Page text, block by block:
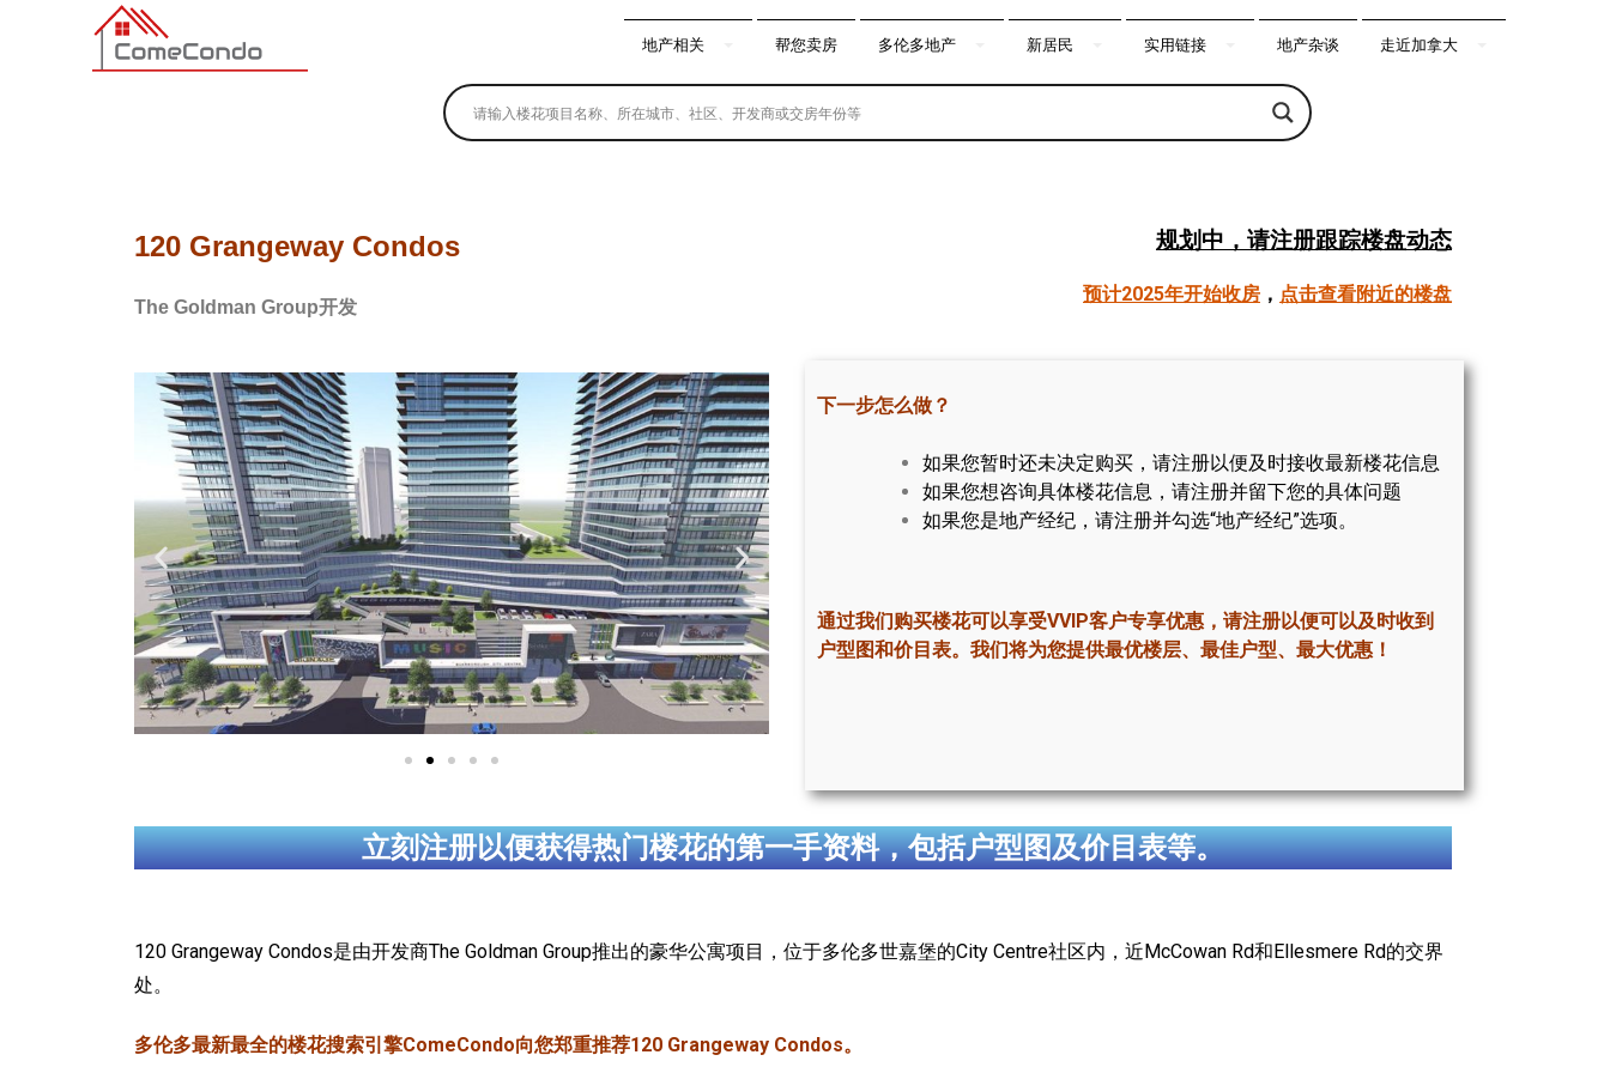
多伦多最新最全的楼花搜索引擎
地产相关 帮您卖房 多伦多地产 新居民 实用链接 地产杂谈 走近加拿大
120 Grangeway Condos
The Goldman Group开发
规划中 ，请注册跟踪楼盘动态
预计2025年开始收房 ， 点击查看附近的楼盘
下一步怎么做？
如果您暂时还未决定购买，请注册以便及时接收最新楼花信息
如果您想咨询具体楼花信息，请注册并留下您的具体问题
如果您是地产经纪，请注册并勾选“地产经纪”选项。
通过我们购买楼花可以享受VVIP客户专享优惠，请注册以便可以及时收到
户型图和价目表。我们将为您提供最优楼层、最佳户型、最大优惠！
立刻注册以便获得热门楼花的第一手资料，包括户型图及价目表等。
120 Grangeway Condos是由开发商The Goldman Group推出的豪华公寓项目，位于多伦多世嘉堡的City Centre社区内，近McCowan Rd和Ellesmere Rd的交界
处。
多伦多最新最全的楼花搜索引擎ComeCondo向您郑重推荐120 Grangeway Condos。